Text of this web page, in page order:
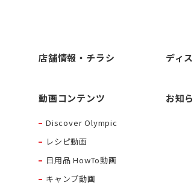
店舗情報・チラシ
動画コンテンツ
Discover Olympic
レシピ動画
日用品 HowTo動画
キャンプ動画
ディ
お知